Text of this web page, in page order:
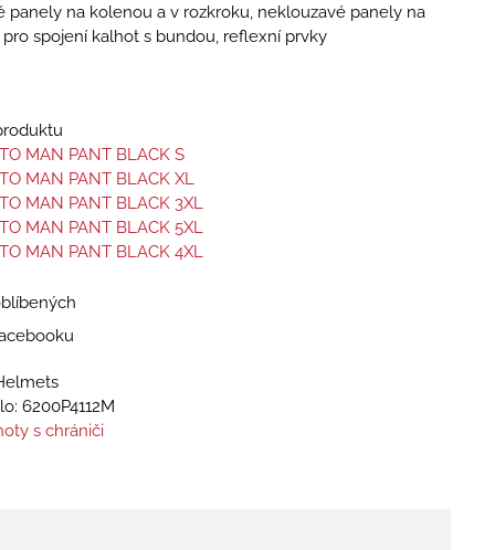
panely na kolenou a v rozkroku, neklouzavé panely na
pro spojení kalhot s bundou, reflexní prvky
MAN PANT BLACK S
MAN PANT BLACK XL
MAN PANT BLACK 3XL
MAN PANT BLACK 5XL
MAN PANT BLACK 4XL
6200P4112M
s chrániči